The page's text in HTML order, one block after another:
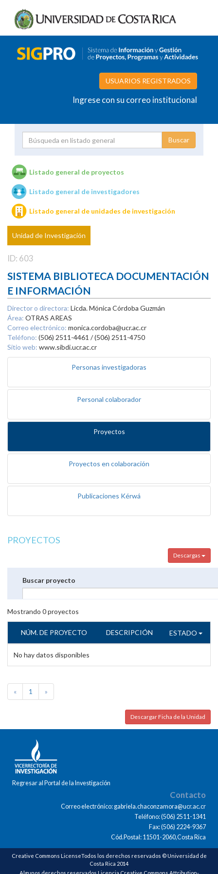
USUARIOS REGISTRADOS
Ingrese con su correo institucional
Unidades de investigación
Listado general de proyectos
Listado general de investigadores
Listado general de unidades de investigación
Unidad de Investigación
ID: 603
SISTEMA BIBLIOTECA DOCUMENTACIÓN
E INFORMACIÓN
Director o directora: Licda. Mónica Córdoba Guzmán
Área: OTRAS AREAS
Correo electrónico: monica.cordoba@ucr.ac.cr
Teléfono: (506) 2511-4461 / (506) 2511-4750
Sitio web: www.sibdi.ucr.ac.cr
Personas investigadoras
Personal colaborador
Proyectos
Proyectos en colaboración
Publicaciones Kérwá
PROYECTOS
Descargas
Buscar proyecto
Mostrando 0proyectos
NÚM. DE PROYECTO DESCRIPCIÓN ESTADO
No hay datos disponibles
« 1 »
Descargar Ficha de la Unidad
Regresar al Portal de la Investigación
Contacto
Correo electrónico: gabriela.chaconzamora@ucr.ac.cr
Teléfono: (506) 2511-1341
Fax: (506) 2224-9367
Cód.Postal: 11501-2060,Costa Rica
Creative Commons LicenseTodos los derechos reservados © Universidad de
Costa Rica 2014